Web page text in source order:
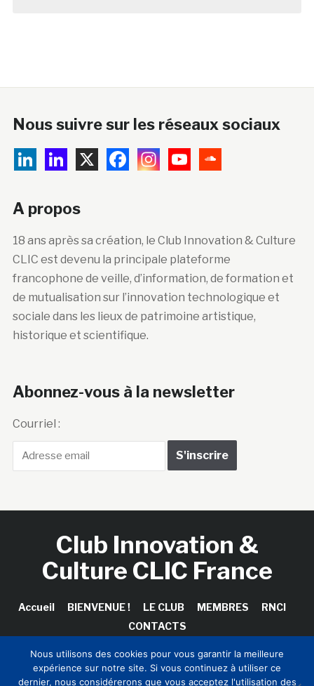
Nous suivre sur les réseaux sociaux
A propos
18 ans après sa création, le Club Innovation & Culture
CLIC est devenu la principale plateforme
francophone de veille, d’information, de formation et
de mutualisation sur l’innovation technologique et
sociale dans les lieux de patrimoine artistique,
historique et scientifique.
Abonnez-vous à la newsletter
Courriel :
Club Innovation &
Culture CLIC France
Accueil BIENVENUE ! LE CLUB MEMBRES
RNCI
CONTACTS
Nous utilisons des cookies pour vous garantir la meilleure
expérience sur notre site. Si vous continuez à utiliser ce
dernier, nous considérerons que vous acceptez l'utilisation des